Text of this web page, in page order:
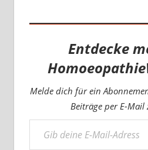
Entdecke
Melde dich für ein
Beiträge per E-Mail
Gib deine E-Mail-Adresse ein ...